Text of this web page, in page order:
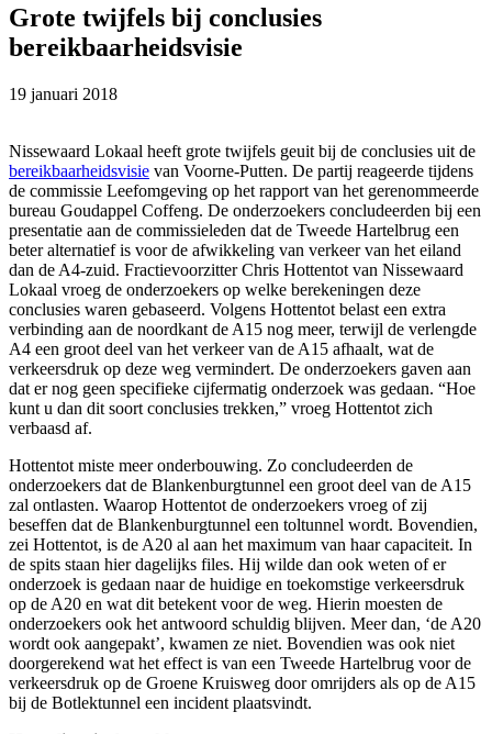
Grote twijfels bij conclusies
bereikbaarheidsvisie
19 januari 2018
Nissewaard Lokaal heeft grote twijfels geuit bij de conclusies uit de
bereikbaarheidsvisie van Voorne-Putten. De partij reageerde tijdens
de commissie Leefomgeving op het rapport van het gerenommeerde
bureau Goudappel Coffeng. De onderzoekers concludeerden bij een
presentatie aan de commissieleden dat de Tweede Hartelbrug een
beter alternatief is voor de afwikkeling van verkeer van het eiland
dan de A4-zuid. Fractievoorzitter Chris Hottentot van Nissewaard
Lokaal vroeg de onderzoekers op welke berekeningen deze
conclusies waren gebaseerd. Volgens Hottentot belast een extra
verbinding aan de noordkant de A15 nog meer, terwijl de verlengde
A4 een groot deel van het verkeer van de A15 afhaalt, wat de
verkeersdruk op deze weg vermindert. De onderzoekers gaven aan
dat er nog geen specifieke cijfermatig onderzoek was gedaan. “Hoe
kunt u dan dit soort conclusies trekken,” vroeg Hottentot zich
verbaasd af.
Hottentot miste meer onderbouwing. Zo concludeerden de
onderzoekers dat de Blankenburgtunnel een groot deel van de A15
zal ontlasten. Waarop Hottentot de onderzoekers vroeg of zij
beseffen dat de Blankenburgtunnel een toltunnel wordt. Bovendien,
zei Hottentot, is de A20 al aan het maximum van haar capaciteit. In
de spits staan hier dagelijks files. Hij wilde dan ook weten of er
onderzoek is gedaan naar de huidige en toekomstige verkeersdruk
op de A20 en wat dit betekent voor de weg. Hierin moesten de
onderzoekers ook het antwoord schuldig blijven. Meer dan, ‘de A20
wordt ook aangepakt’, kwamen ze niet. Bovendien was ook niet
doorgerekend wat het effect is van een Tweede Hartelbrug voor de
verkeersdruk op de Groene Kruisweg door omrijders als op de A15
bij de Botlektunnel een incident plaatsvindt.